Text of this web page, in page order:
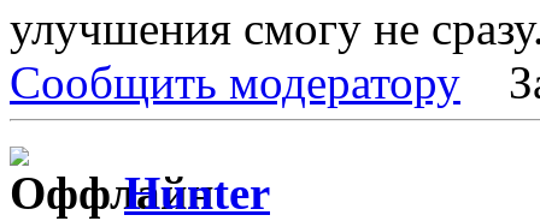
улучшения смогу не
Сообщить модератору
Hunter